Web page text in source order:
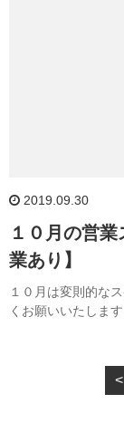
2019.09.30
１０月の営
業あり】
１０月は変則的な
くお願いいたしま
<